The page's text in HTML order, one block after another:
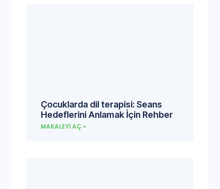
Çocuklarda dil terapisi: Seans
Hedeflerini Anlamak İçin Rehber
MAKALEYI AÇ »